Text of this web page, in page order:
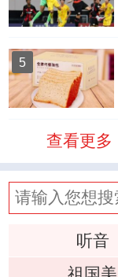
5
查看更多
听音